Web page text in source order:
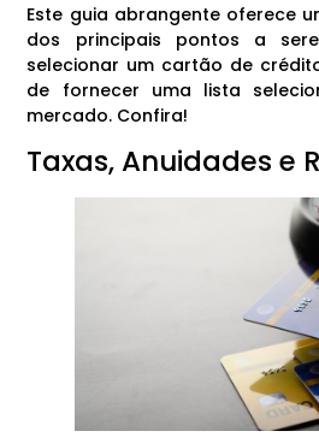
Este guia abrangente oferece
dos principais pontos a
selecionar um cartão de
de fornecer uma lista
mercado. Confira!
Taxas, Anuidades e